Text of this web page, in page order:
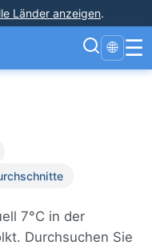
Länder anzeigen.
🌐 ☰
7°C in der
Durchsuchen Sie